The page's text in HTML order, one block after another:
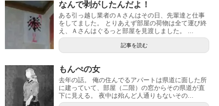
なんで剥がしたんだよ！
ある引っ越し業者のＡさんはその日、先輩達と仕事
をしてました。 とりあえず部屋の荷物は全て運び終
え、Ａさんはぐるっと部屋を見渡しました。 ...
記事を読む
もんぺの女
去年の話。 俺の住んでるアパートは県道に面した所
に建っていて、部屋（二階）の窓からその県道が直
下に見える。 夜中は殆んど人通りもないその...